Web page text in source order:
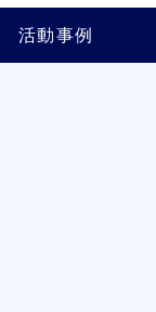
活動事例